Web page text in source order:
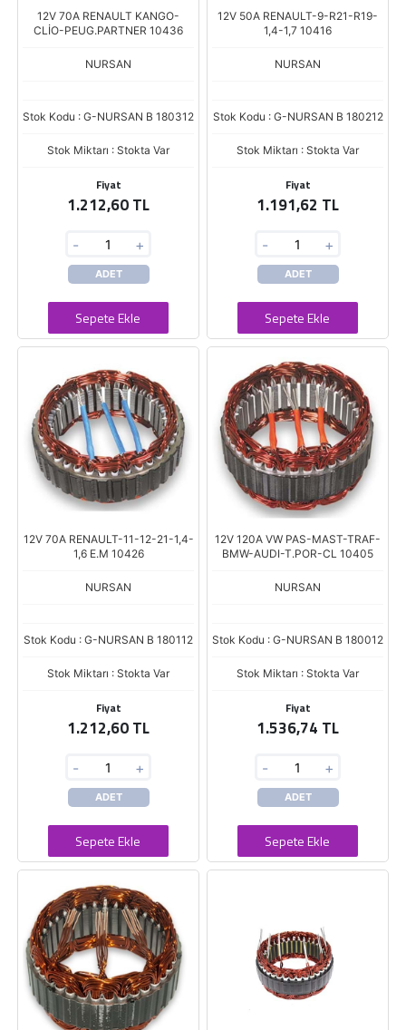
12V 70A RENAULT KANGO-
CLİO-PEUG.PARTNER 10436
NURSAN
Stok Kodu : G-NURSAN B 180312
Stok Miktarı : Stokta Var
Fiyat
1.212,60 TL
- +
ADET
Sepete Ekle
12V 50A RENAULT-9-R21-R19-
1,4-1,7 10416
NURSAN
Stok Kodu : G-NURSAN B 180212
Stok Miktarı : Stokta Var
Fiyat
1.191,62 TL
- +
ADET
Sepete Ekle
12V 70A RENAULT-11-12-21-1,4-
1,6 E.M 10426
NURSAN
Stok Kodu : G-NURSAN B 180112
Stok Miktarı : Stokta Var
Fiyat
1.212,60 TL
- +
ADET
Sepete Ekle
12V 120A VW PAS-MAST-TRAF-
BMW-AUDI-T.POR-CL 10405
NURSAN
Stok Kodu : G-NURSAN B 180012
Stok Miktarı : Stokta Var
Fiyat
1.536,74 TL
- +
ADET
Sepete Ekle